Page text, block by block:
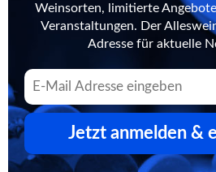
Weinsorten, limitierte
Veranstaltungen. Der
Adresse für aktuelle
Jetzt anmelden &